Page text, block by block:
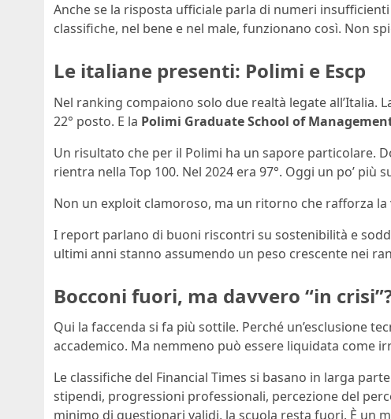
Anche se la risposta ufficiale parla di numeri
classifiche, nel bene e nel male, funzionano così. Non
Le italiane presenti: Polimi e Escp
Nel ranking compaiono solo due realtà legate all’Italia.
22° posto. E la Polimi Graduate School of
Un risultato che per il Polimi ha un sapore particolare.
rientra nella Top 100. Nel 2024 era 97°. Oggi un po’ più
Non un exploit clamoroso, ma un ritorno che rafforza
I report parlano di buoni riscontri su sostenibilità e
ultimi anni stanno assumendo un peso crescente nei
Bocconi fuori, ma davvero “in
Qui la faccenda si fa più sottile. Perché un’esclusione
accademico. Ma nemmeno può essere liquidata come
Le classifiche del Financial Times si basano in larga
stipendi, progressioni professionali, percezione del
minimo di questionari validi, la scuola resta fuori. È un